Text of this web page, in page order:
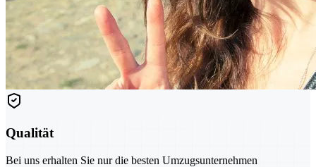
Qualität
Bei uns erhalten Sie nur die besten Umzugsunternehmen